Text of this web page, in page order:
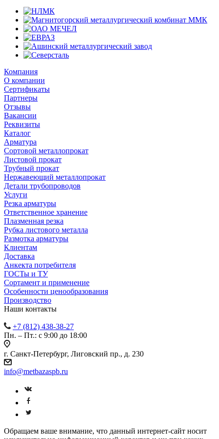
Компания
О компании
Сертификаты
Партнеры
Отзывы
Вакансии
Реквизиты
Каталог
Арматура
Сортовой металлопрокат
Листовой прокат
Трубный прокат
Нержавеющий металлопрокат
Детали трубопроводов
Услуги
Резка арматуры
Ответственное хранение
Плазменная резка
Рубка листового металла
Размотка арматуры
Клиентам
Доставка
Анкекта потребителя
ГОСТы и ТУ
Сортамент и применение
Особенности ценообразования
Производство
Наши контакты
+7 (812) 438-38-27
Пн. – Пт.: с 9:00 до 18:00
г. Санкт-Петербург, Лиговский пр., д. 230
info@metbazaspb.ru
Обращаем ваше внимание, что данный интернет-сайт носит